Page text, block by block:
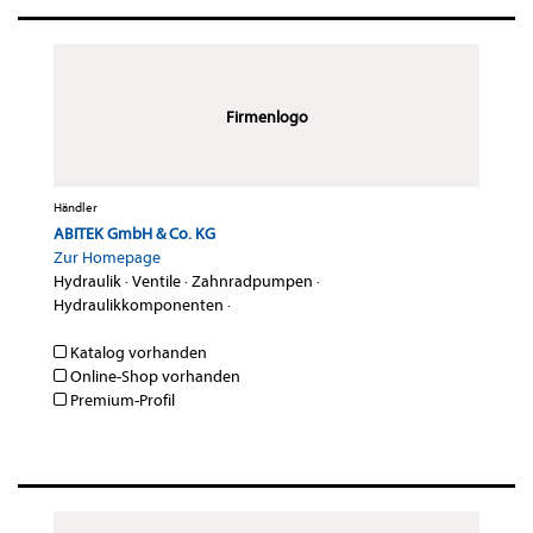
Firmenlogo
Händler
ABITEK GmbH & Co. KG
Zur Homepage
Hydraulik·Ventile·Zahnradpumpen ·
Hydraulikkomponenten ·
Katalog vorhanden
Online-Shop vorhanden
Premium-Profil